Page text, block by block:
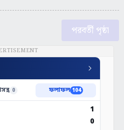
পরবর্তী পৃষ্ঠা